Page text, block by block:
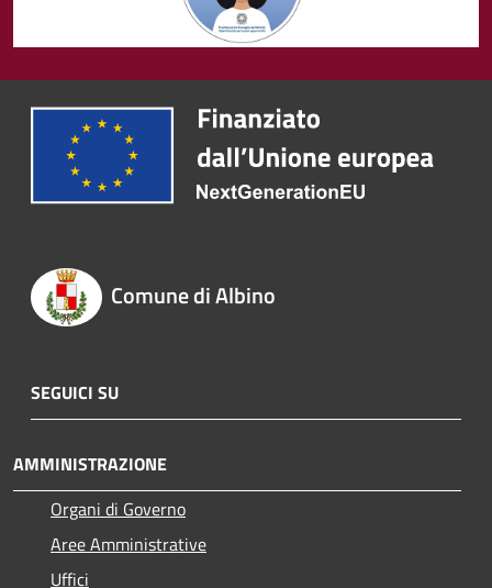
Comune di Albino
SEGUICI SU
AMMINISTRAZIONE
Organi di Governo
Aree Amministrative
Uffici